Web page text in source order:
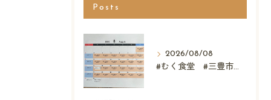
Posts
2026/08/08
#むく食堂 #三豊市 #レストラン #ランチ #スウィーツ